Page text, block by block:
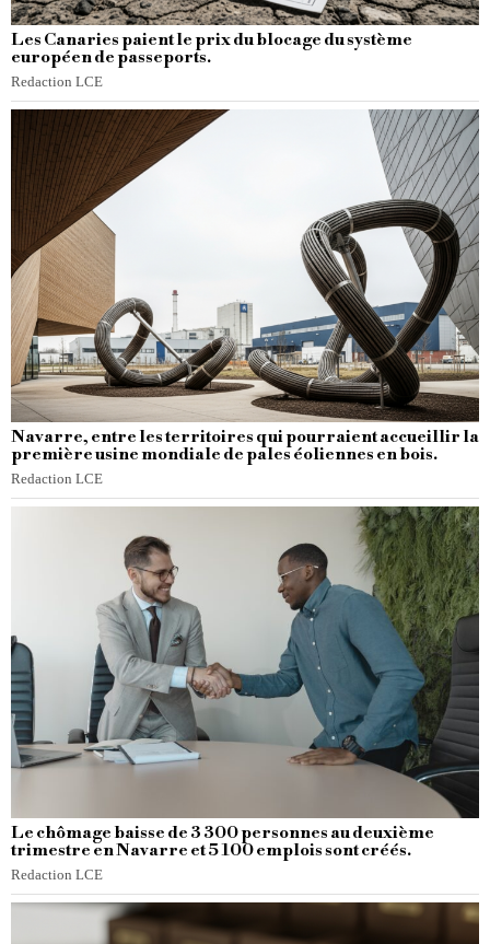
Les Canaries paient le prix du blocage du système
européen de passeports.
Redaction LCE
Navarre, entre les territoires qui pourraient accueillir la
première usine mondiale de pales éoliennes en bois.
Redaction LCE
Le chômage baisse de 3 300 personnes au deuxième
trimestre en Navarre et 5 100 emplois sont créés.
Redaction LCE